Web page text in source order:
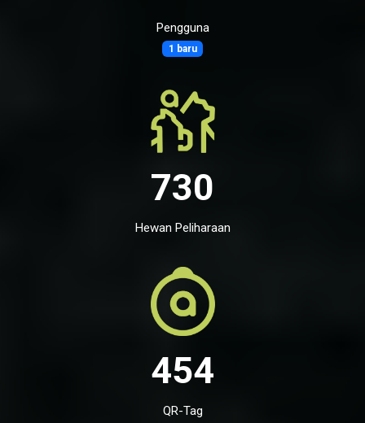
Pengguna
1 baru
730
Hewan Peliharaan
454
QR-Tag